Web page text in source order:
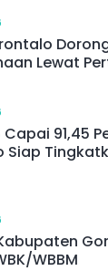
Lewat
Capai 91,45
Siap
WBBM